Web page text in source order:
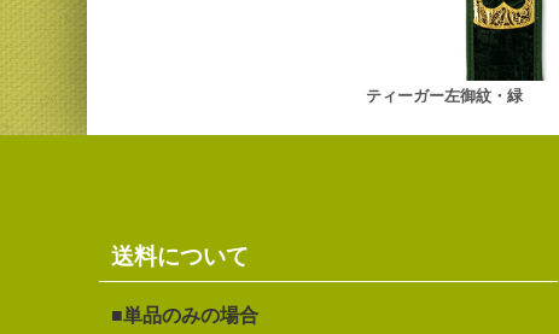
ティーガー左御紋・緑
送料について
単品のみの場合